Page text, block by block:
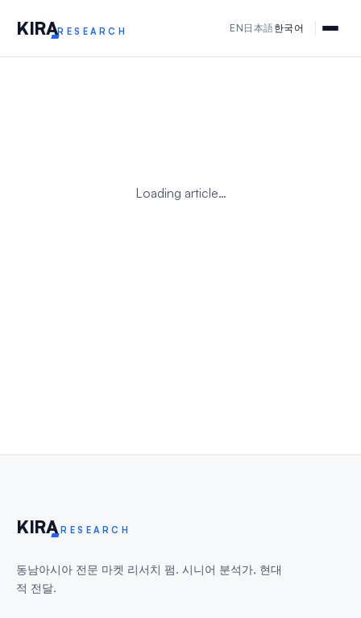
KIRARESEARCH EN 日本語한국어
Loading article…
KIRA RESEARCH
동남아시아 전문 마켓 리서치 펌. 시니어 분석가, 현대
적 전달.